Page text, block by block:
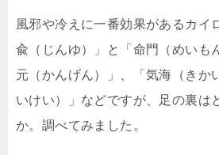
風邪や冷えに一番効果があるカイ
兪（じんゆ）」と「命門（めいも
元（かんげん）」、「気海（きか
いけい）」などですが、足の裏は
か。調べてみました。